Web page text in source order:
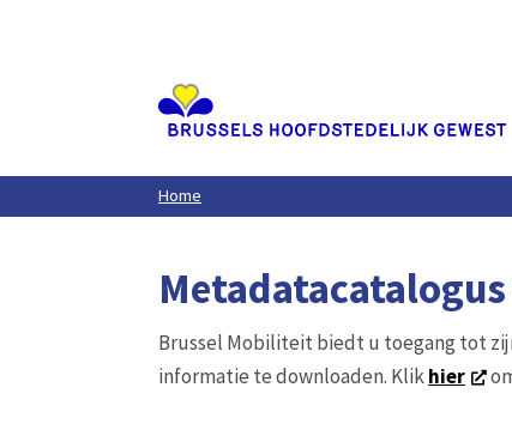
Home
Brussel Mobiliteit biedt u toegang tot
informatie te downloaden. Klikhier